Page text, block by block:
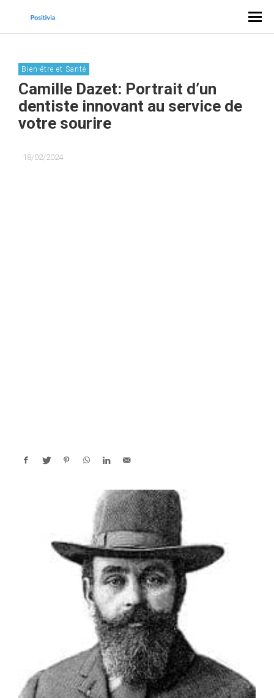
Bien-être et Santé
Camille Dazet: Portrait d’un
dentiste innovant au service de
votre sourire
18/02/2024